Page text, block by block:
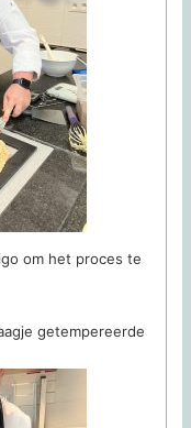
om het proces te
getempereerde